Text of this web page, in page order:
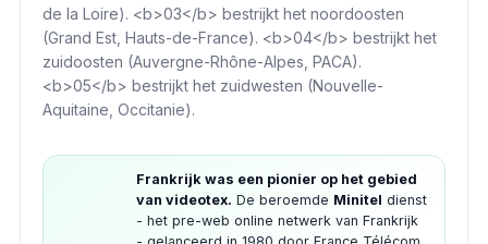
de la Loire). <b>03</b> bestrijkt het noordoosten
(Grand Est, Hauts-de-France). <b>04</b> bestrijkt het
zuidoosten (Auvergne-Rhône-Alpes, PACA).
<b>05</b> bestrijkt het zuidwesten (Nouvelle-
Aquitaine, Occitanie).
Frankrijk was een pionier op het gebied
van videotex. De beroemde Minitel dienst
- het pre-web online netwerk van Frankrijk